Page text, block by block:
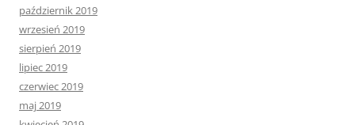
październik 2019
wrzesień 2019
sierpień 2019
lipiec 2019
czerwiec 2019
maj 2019